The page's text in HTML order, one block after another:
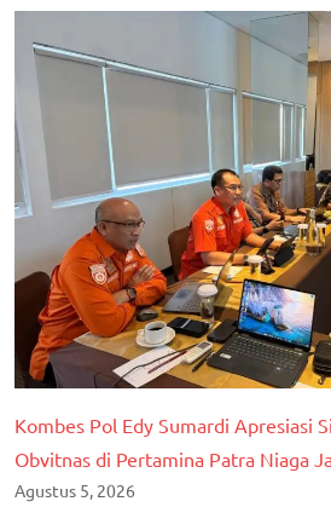
Kombes Pol Edy Sumardi Apresiasi
Obvitnas di Pertamina Patra Niaga
Agustus 5, 2026